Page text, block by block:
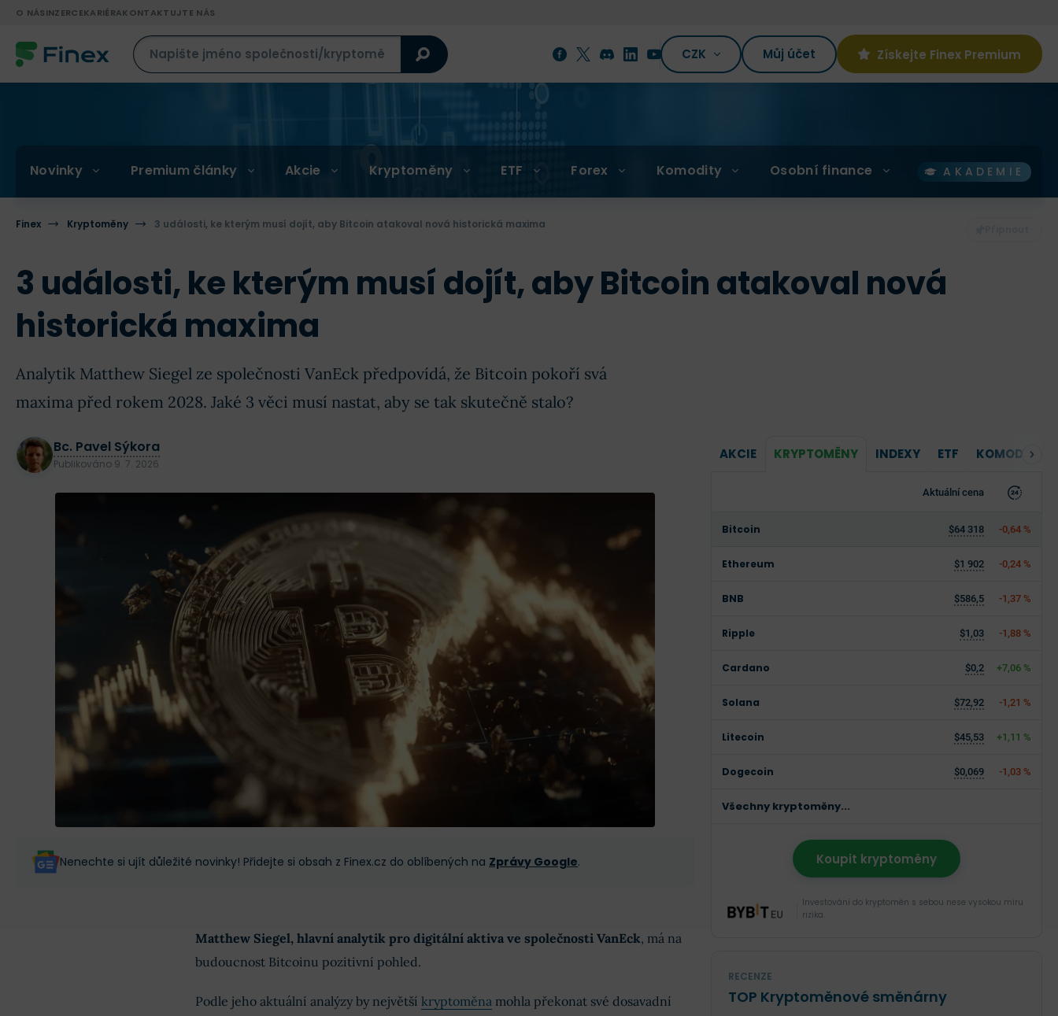
O NÁSINZERCEKARIÉRAKONTAKTUJTE NÁS
CZK Můj účet Získejte Finex Premium
Novinky Premium články Akcie Kryptoměny ETF Forex Komodity Osobní finance AKADEMIE
Finex Kryptoměny 3 události, ke kterým musí dojít, aby Bitcoin atakoval nová historická maxima
3 události, ke kterým musí dojít, aby Bitcoin atakoval nová
historická maxima
Analytik Matthew Siegel ze společnosti VanEck předpovídá, že Bitcoin pokoří svá
maxima před rokem 2028. Jaké 3 věci musí nastat, aby se tak skutečně stalo?
Bc. Pavel Sýkora
Publikováno 9. 7. 2026
Nenechte si ujít důležité novinky! Přidejte si obsah z Finex.cz do oblíbených na Zprávy Google.
Matthew Siegel, hlavní analytik pro digitální aktiva ve společnosti VanEck, má na
budoucnost Bitcoinu pozitivní pohled.
Podle jeho aktuální analýzy by největší kryptoměnamohla překonat své dosavadní
AKCIE KRYPTOMĚNY INDEXY ETF KOMODITY
Aktuální cena
Bitcoin $64 318 -0,64 %
Ethereum $1 902 -0,24 %
BNB $586,5 -1,37 %
Ripple $1,03 -1,88 %
Cardano $0,2 +7,06 %
Solana $72,92 -1,21 %
Litecoin $45,53 +1,11 %
Dogecoin $0,069 -1,03 %
Všechny kryptoměny...
Koupit kryptoměny
Investování do kryptoměn s sebou nese vysokou míru
rizika.
RECENZE
TOP Kryptoměnové směnárny